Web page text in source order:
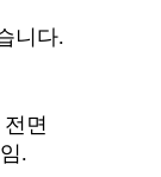
니다.
면
.